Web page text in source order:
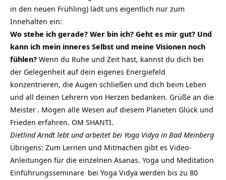
in den neuen Frühling) lädt uns eigentlich nur zum
Innehalten ein:
Wo stehe ich gerade? Wer bin ich? Geht es mir gut? Und
kann ich mein inneres Selbst und meine Visionen noch
fühlen? Wenn du Ruhe und Zeit hast, kannst du dich bei
der Gelegenheit auf dein eigenes Energiefeld
konzentrieren, die Augen schließen und dich beim Leben
und all deinen Lehrern von Herzen bedanken. Grüße an die
Meister . Mögen alle Wesen auf diesem Planeten Glück und
Frieden erfahren. OM SHANTI.
Dietlind Arndt lebt und arbeitet bei Yoga Vidya in Bad Meinberg
Übrigens: Zum Lernen und Mitmachen gibt es Video-
Anleitungen für die einzelnen Asanas. Yoga und Meditation
Einführungsseminare bei Yoga Vidya werden bis zu 80